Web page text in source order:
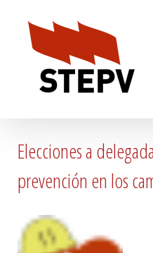
content
Elecciones a
prevención en los